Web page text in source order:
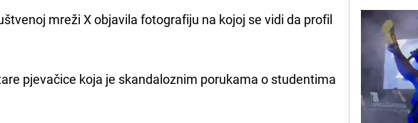
mreži X objavila fotografiju na kojoj se vidi da profil
pjevačice koja je skandaloznim porukama o studentima